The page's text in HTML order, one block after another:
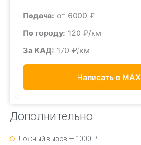
Подача: от 6000 ₽
По городу: 120 ₽/км
За КАД: 170 ₽/км
Написать в MAX
Дополнительно
Ложный вызов — 1000 ₽